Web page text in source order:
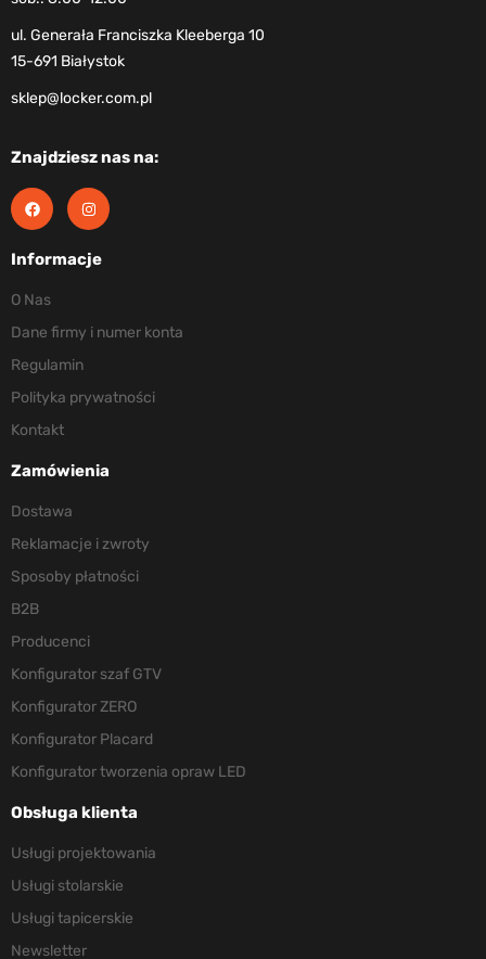
ul. Generała Franciszka Kleeberga 10
15-691 Białystok
sklep@locker.com.pl
Znajdziesz nas na:
Informacje
O Nas
Dane firmy i numer konta
Regulamin
Polityka prywatności
Kontakt
Zamówienia
Dostawa
Reklamacje i zwroty
Sposoby płatności
B2B
Producenci
Konfigurator szaf GTV
Konfigurator ZERO
Konfigurator Placard
Konfigurator tworzenia opraw LED
Obsługa klienta
Usługi projektowania
Usługi stolarskie
Usługi tapicerskie
Newsletter